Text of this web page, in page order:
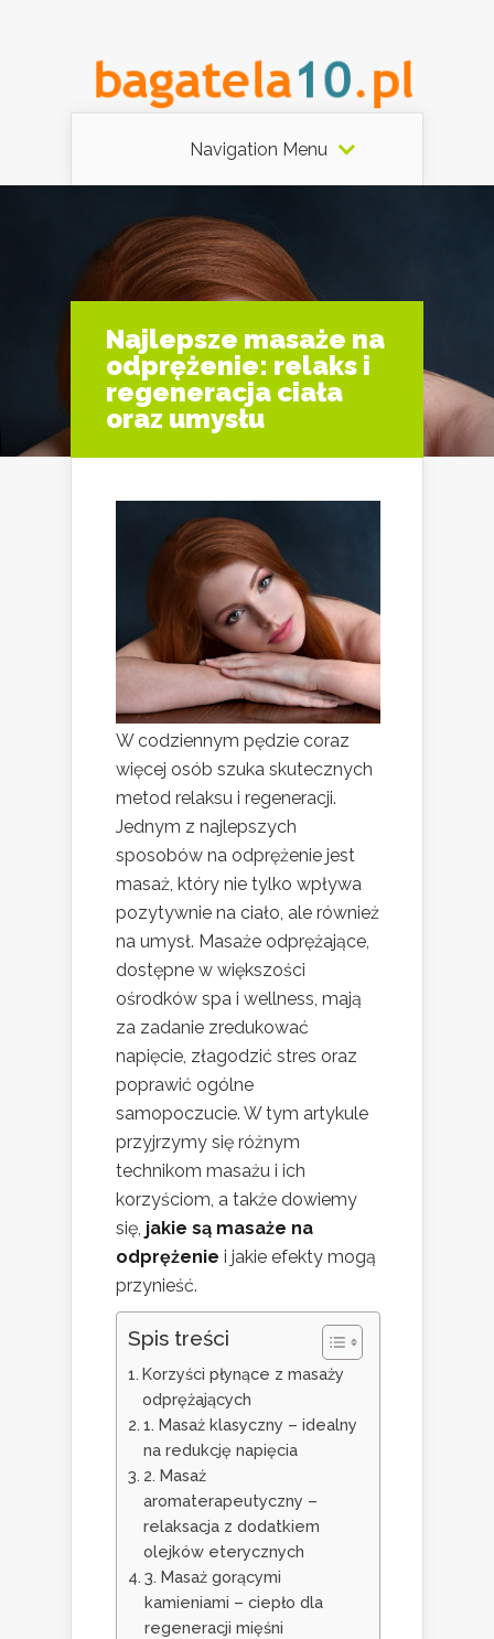
Navigation Menu
Najlepsze masaże na
odprężenie: relaks i
regeneracja ciała
oraz umysłu
W codziennym pędzie coraz
więcej osób szuka skutecznych
metod relaksu i regeneracji.
Jednym z najlepszych
sposobów na odprężenie jest
masaż, który nie tylko wpływa
pozytywnie na ciało, ale również
na umysł. Masaże odprężające,
dostępne w większości
ośrodków spa i wellness, mają
za zadanie zredukować
napięcie, złagodzić stres oraz
poprawić ogólne
samopoczucie. W tym artykule
przyjrzymy się różnym
technikom masażu i ich
korzyściom, a także dowiemy
się, jakie są masaże na
odprężenie i jakie efekty mogą
przynieść.
Spis treści
Korzyści płynące z masaży
odprężających
1. Masaż klasyczny – idealny
na redukcję napięcia
2. Masaż
aromaterapeutyczny –
relaksacja z dodatkiem
olejków eterycznych
3. Masaż gorącymi
kamieniami – ciepło dla
regeneracji mięśni